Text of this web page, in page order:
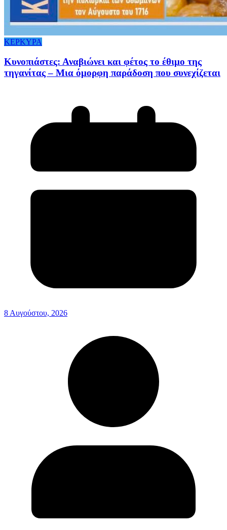
ΚΕΡΚΥΡΑ
Κυνοπιάστες: Αναβιώνει και φέτος το έθιμο της
τηγανίτας – Μια όμορφη παράδοση που συνεχίζεται
8 Αυγούστου, 2026